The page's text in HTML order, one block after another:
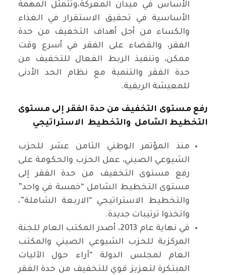
الأساس في ميدان المعركة،وتتمثل المهمة
الأساسية في تحقيق الاستقرار في الغذاء
والكساء من أجل أهداف التخفيف من حدة
الفقر، والقضاء على الفقر في أسرع وقت
ممكن، وتنفيذ الربط الفعال للتخفيف من
حدة الفقر والتنمية مع نظام الحد الأدنى
للمعيشة الريفية.
رفع مستوى التخفيف من حدة الفقر إلى مستوى
التخطيط الشامل والتخطيط الاستراتيجي
منذ المؤتمر الوطني الثامن عشر للحزب
الشيوعي الصيني، عمل الحزب والحكومة على
رفع مستوى التخفيف من حدة الفقر إلى
مستوى التخطيط الشامل “خمسة في واحد”
والتخطيط الاستراتيجي “الاربعة الشاملة”،
واتخذوا ترتيبات جديدة.
في نهاية عام 2013، أصدر المكتب العام للجنة
المركزية للحزب الشيوعي الصيني والمكتب
العام لمجلس الدولة “آراء حول الآليات
المبتكرة لتعزيز قوي للتخفيف من حدة الفقر